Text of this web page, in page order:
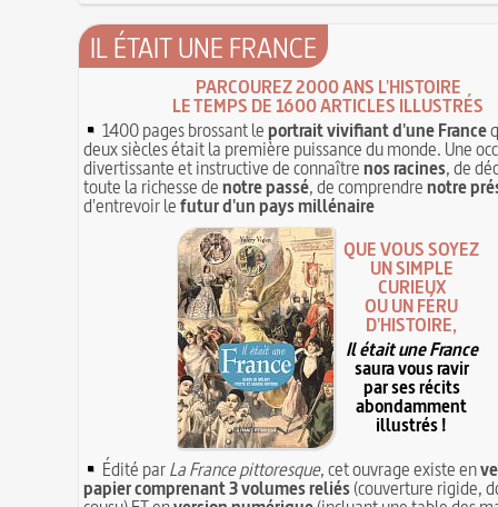
IL ÉTAIT UNE FRANCE
PARCOUREZ 2000 ANS L'HISTOIRE
LE TEMPS DE 1600 ARTICLES ILLUSTRÉS
1400 pages brossant leportrait vivifiant d'une France
deux siècles était la première puissance du monde. Une
divertissante et instructive de connaîtrenos racines, de
toute la richesse denotre passé, de comprendrenotre
d'entrevoir lefutur d'un pays millénaire
QUE VOUS SOYEZ
UN SIMPLE
CURIEUX
OU UN FÉRU
D'HISTOIRE,
Il était une France
saura vous ravir
par ses récits
abondamment
illustrés !
Édité parLa France pittoresque, cet ouvrage existe en
papier comprenant 3 volumes reliés(couverture rigide,